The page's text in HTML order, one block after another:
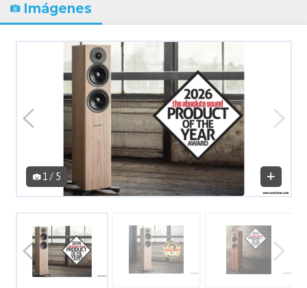
Imágenes
1 / 5